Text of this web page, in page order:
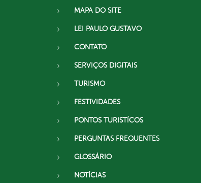
MAPA DO SITE
LEI PAULO GUSTAVO
CONTATO
SERVIÇOS DIGITAIS
TURISMO
FESTIVIDADES
PONTOS TURISTÍCOS
PERGUNTAS FREQUENTES
GLOSSÁRIO
NOTÍCIAS